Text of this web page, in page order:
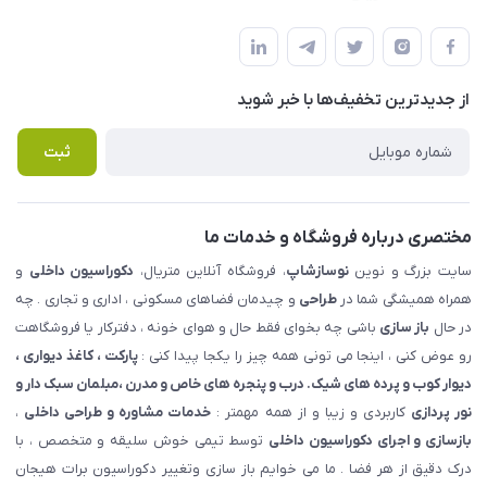
املاک مدنی - نوساز شاپ
لیست محصولات
درباره ما
قوانین و مقررات
حریم خصوصی
راهنما
پرسش های متداول
از جدید‌ترین تخفیف‌ها با‌ خبر شوید
ثبت
مختصری درباره فروشگاه و خدمات ما
سایت بزرگ و نویننوسازشاپ، فروشگاه آنلاین متریال، دکوراسیون داخلی و
همراه همیشگی شما درطراحی و چیدمان فضاهای مسکونی ، اداری و تجاری . چه
در حال باز سازی باشی چه بخوای فقط حال و هوای خونه ، دفترکار یا فروشگاهت
رو عوض کنی ، اینجا می تونی همه چیز را یکجا پیدا کنی :پارکت ، کاغذ دیواری ،
دیوار کوب و پرده های شیک. درب و پنجره های خاص و مدرن ،مبلمان سبک دار و
نور پردازی کاربردی و زیبا و از همه مهمتر : خدمات مشاوره و طراحی داخلی ،
بازسازی و اجرای دکوراسیون داخلی توسط تیمی خوش سلیقه و متخصص ، با
درک دقیق از هر فضا . ما می خوایم باز سازی وتغییر دکوراسیون برات هیجان